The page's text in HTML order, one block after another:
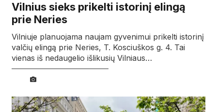
Vilnius sieks prikelti istorinį elingą
prie Neries
Vilniuje planuojama naujam gyvenimui prikelti istorinį
valčių elingą prie Neries, T. Kosciuškos g. 4. Tai
vienas iš nedaugelio išlikusių Vilniaus…